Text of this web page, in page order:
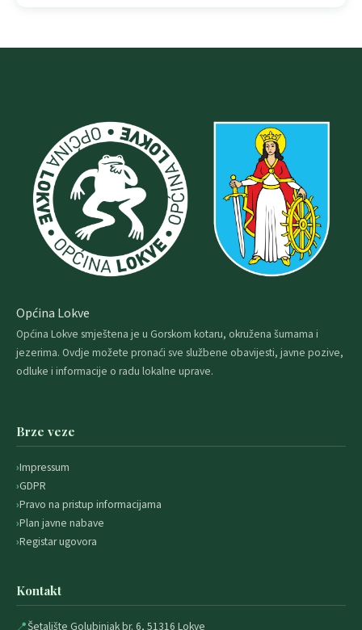
Općina Lokve
Općina Lokve smještena je u Gorskom kotaru, okružena šumama i
jezerima. Ovdje možete pronaći sve službene obavijesti, javne pozive,
odluke i informacije o radu lokalne uprave.
Brze veze
Impressum
GDPR
Pravo na pristup informacijama
Plan javne nabave
Registar ugovora
Kontakt
📍Šetalište Golubinjak br. 6, 51316 Lokve